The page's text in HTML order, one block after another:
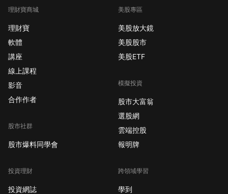
理財寶商城
理財寶
軟體
講座
線上課程
影音
合作作者
股市社群
股市爆料同學會
投資理財
投資網誌
美股專區
美股放大鏡
美股股市
美股ETF
模擬投資
股市大富翁
選股網
雲端控股
報明牌
跨領域學習
學到